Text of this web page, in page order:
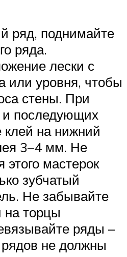
ряд, поднимайте
ряда.
лески с
или уровня, чтобы
стены. При
и последующих
клей на нижний
3–4 мм. Не
этого мастерок
зубчатый
Не забывайте
на торцы
ряды –
не должны